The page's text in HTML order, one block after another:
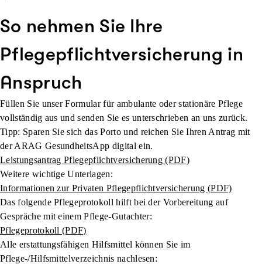
So nehmen Sie Ihre
Pflegepflichtversicherung in
Anspruch
Füllen Sie unser Formular für ambulante oder stationäre Pflege
vollständig aus und senden Sie es unterschrieben an uns zurück.
Tipp: Sparen Sie sich das Porto und reichen Sie Ihren Antrag mit
der ARAG GesundheitsApp digital ein.
Leistungsantrag Pflegepflichtversicherung (PDF)
Weitere wichtige Unterlagen:
Informationen zur Privaten Pflegepflichtversicherung (PDF)
Das folgende Pflegeprotokoll hilft bei der Vorbereitung auf
Gespräche mit einem Pflege-Gutachter:
Pflegeprotokoll (PDF)
Alle erstattungsfähigen Hilfsmittel können Sie im
Pflege-/Hilfsmittelverzeichnis nachlesen: